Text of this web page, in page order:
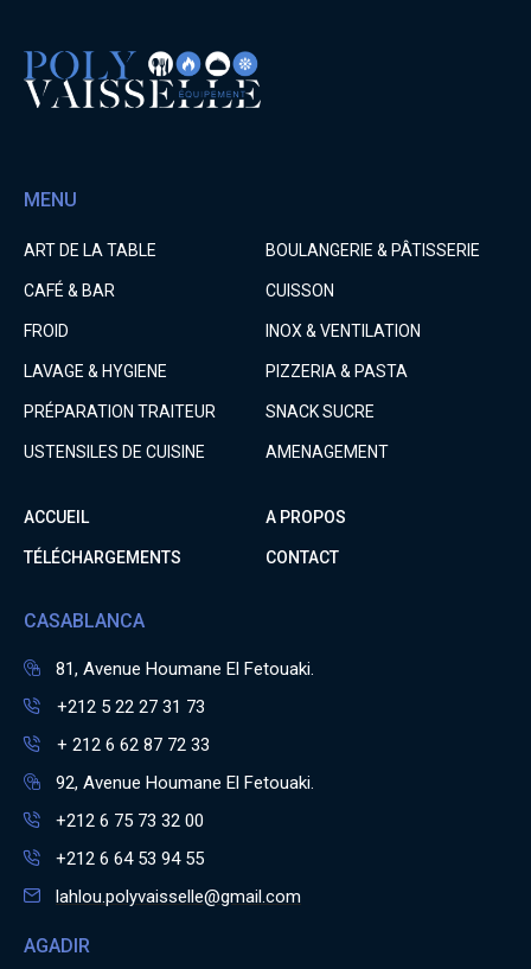
MENU
ART DE LA TABLE BOULANGERIE & PÂTISSERIE
CAFÉ & BAR CUISSON
FROID INOX & VENTILATION
LAVAGE & HYGIENE PIZZERIA & PASTA
PRÉPARATION TRAITEUR SNACK SUCRE
USTENSILES DE CUISINE AMENAGEMENT
ACCUEIL A PROPOS
TÉLÉCHARGEMENTS CONTACT
CASABLANCA
81, Avenue Houmane El Fetouaki.
+212 5 22 27 31 73
+ 212 6 62 87 72 33
92, Avenue Houmane El Fetouaki.
+212 6 75 73 32 00
+212 6 64 53 94 55
lahlou.polyvaisselle@gmail.com
AGADIR